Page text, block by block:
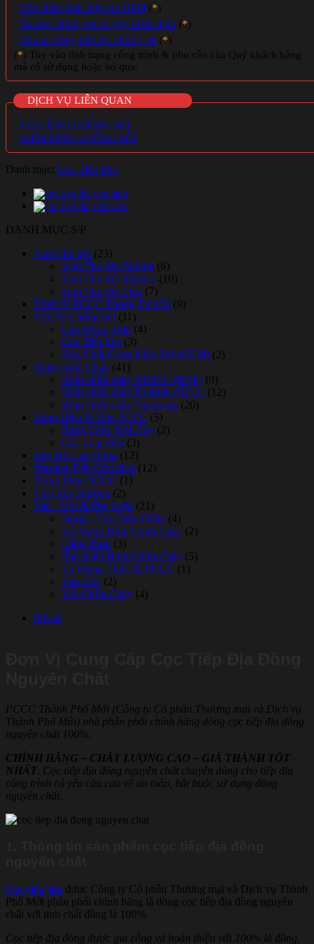
Hóa chất giảm điện trở GEM ( * )
Đo đạc chống sét ra giấy kiểm định ( * )
Khoan giếng tiếp địa chống sét ( * )
( * ) Tùy vào tình trạng công trình & nhu cầu của Quý khách hàng
mà có sử dụng hoặc bỏ qua.
DỊCH VỤ LIÊN QUAN
THI CÔNG CHỐNG SÉT
KIỂM ĐỊNH CHỐNG SÉT
Danh mục: Cọc Tiếp Địa
DANH MỤC S/P
Kim Thu Sét (23)
Kim Thu Sét Bakiral (6)
Kim Thu Sét Ingesco (10)
Kim Thu Sét Liva (7)
Thiết Bị PCCC Thông Tư 150 (9)
Vật Tư Chống Sét (11)
Cáp Đồng Trần (4)
Cọc Tiếp Địa (3)
Hóa Chất Giảm Điện Trở (GEM) (2)
Bình Chữa Cháy (41)
Bình chữa cháy 83MEC (BQP) (9)
Bình chữa cháy Dolphin (BCA) (12)
Bình chữa cháy Vinafoam (20)
Bảng Hiệu & Đèn PCCC (5)
Bảng Cấm, Nội Quy (2)
Các Loại Đèn (3)
Bảo Hộ Lao Động (12)
Phương Tiện Cứu Hoả (12)
Trang Phục PCCC (1)
Túi Cứu Thương (2)
Van - Vòi & Phụ Kiện (21)
Họng - Trụ Chữa Cháy (4)
Kệ Đựng Bình Chữa Cháy (2)
Lăng Phun (3)
Phụ Kiện Bình Chữa Cháy (5)
Tủ Đựng Thiết Bị PCCC (1)
Van Góc (2)
Vòi Chữa Cháy (4)
Mô tả
PCCC Thành Phố Mới (Công ty Cổ phần Thương mại và Dịch vụ
Thành Phố Mới) nhà phân phối chính hãng dòng cọc tiếp địa đồng
nguyên chất 100%.
CHÍNH HÃNG – CHẤT LƯỢNG CAO – GIÁ THÀNH TỐT
NHẤT. Cọc tiếp địa đồng nguyên chất chuyên dùng cho tiếp địa
công trình có yêu cầu cao về an toàn, bắt buộc sử dụng đồng
nguyên chất.
Cọc tiếp địa được Công ty Cổ phần Thương mại và Dịch vụ Thành
Phố Mới phân phối chính hãng là dòng cọc tiếp địa đồng nguyên
chất với tinh chất đồng là 100%.
Cọc tiếp địa đồng được gia công và hoàn thiện với 100% là đồng,